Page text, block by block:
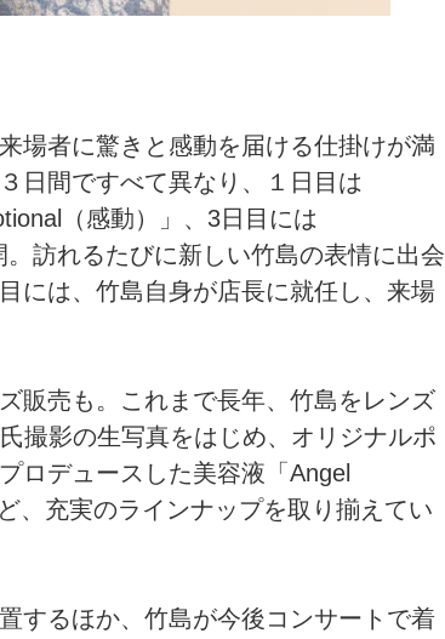
場者に驚きと感動を届ける仕掛けが満
日間ですべて異なり、１日目は
（感動）」、3日目には
訪れるたびに新しい竹島の表情に出会
には、竹島自身が店長に就任し、来場
販売も。これまで長年、竹島をレンズ
撮影の生写真をはじめ、オリジナルポ
ロデュースした美容液「Angel
、充実のラインナップを取り揃えてい
するほか、竹島が今後コンサートで着